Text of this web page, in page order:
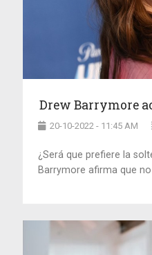
Drew Barrymore
20-10-2022 - 11:45 AM
¿Será que prefiere la
Barrymore afirma que no